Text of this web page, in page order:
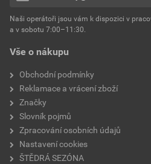
Environmentální prohlášení
Stáhnout
Velikost
hmotnost 25
typ výrobku
faktor difuzního odporu
Vše o nákupu
Obchodní podmínky
Reklamace a vrácení zboží
Značky
Slovník pojmů
Zpracování osobních údajů
Nastavení cookies
ŠTĚDRÁ SEZÓNA
Naši operátoři jsou vám k dispozici v
a v sobotu 7:00–11:30.